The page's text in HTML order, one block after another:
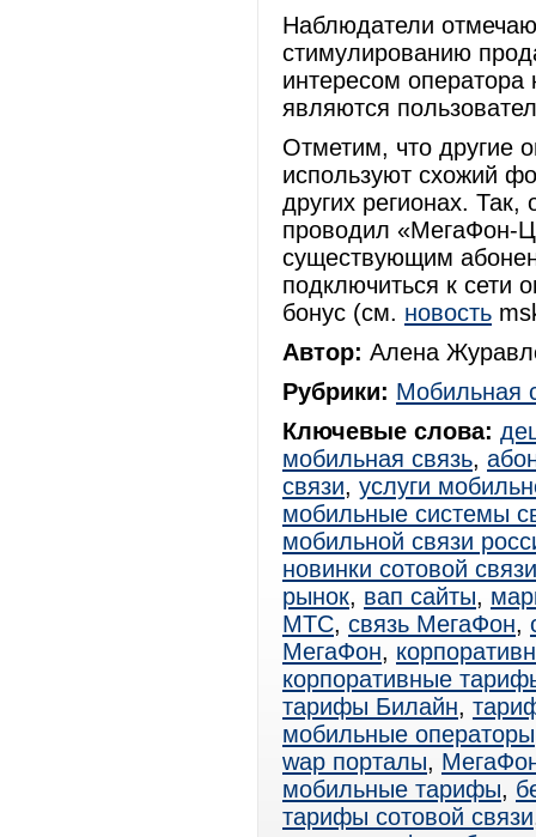
Наблюдатели
стимулированию
интересом
являются
Отметим, что другие
используют схожий
других регионах.
проводил «МегаФон-
существующим
подключиться к сети
бонус (см. новость
Автор: Алена
Рубрики: Мобильная
Ключевые слова:
мобильная связь,
связи, услуги
мобильные системы
мобильной связи
новинки сотовой связи
рынок, вап сайты,
МТС, связь МегаФон,
МегаФон,
корпоративные
тарифы Билайн,
мобильные операторы
wap порталы,
мобильные тарифы,
тарифы сотовой связи